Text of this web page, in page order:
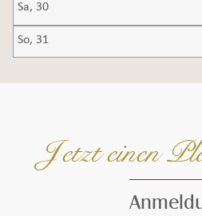
Sa, 30
So, 31
Jetzt einen